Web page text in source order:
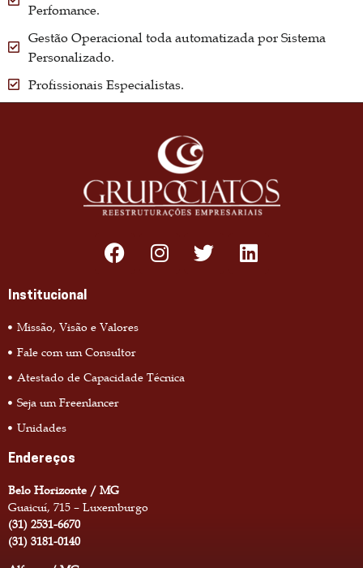
Perfomance.
Gestão Operacional toda automatizada por Sistema
Personalizado.
Profissionais Especialistas.
Institucional
Missão, Visão e Valores
Fale com um Consultor
Atestado de Capacidade Técnica
Seja um Freenlancer
Unidades
Endereços
Belo Horizonte / MG
Guaicuí, 715 – Luxemburgo
(31) 2531-6670
(31) 3181-0140